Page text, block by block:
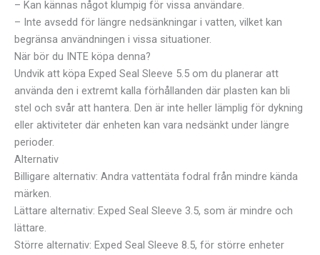
– Kan kännas något klumpig för vissa användare.
– Inte avsedd för längre nedsänkningar i vatten, vilket kan
begränsa användningen i vissa situationer.
När bör du INTE köpa denna?
Undvik att köpa Exped Seal Sleeve 5.5 om du planerar att
använda den i extremt kalla förhållanden där plasten kan bli
stel och svår att hantera. Den är inte heller lämplig för dykning
eller aktiviteter där enheten kan vara nedsänkt under längre
perioder.
Alternativ
Billigare alternativ: Andra vattentäta fodral från mindre kända
märken.
Lättare alternativ: Exped Seal Sleeve 3.5, som är mindre och
lättare.
Större alternativ: Exped Seal Sleeve 8.5, för större enheter